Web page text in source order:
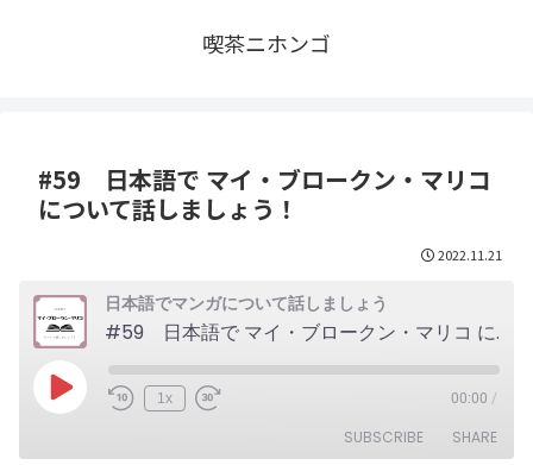
喫茶ニホンゴ
#59 日本語で マイ・ブロークン・マリコ
について話しましょう！
2022.11.21
日本語でマンガについて話しましょう
#59 日本語で マイ・ブロークン・マリコ について話しましょう！
Play
Episode
1x 00:00 /
SUBSCRIBE SHARE